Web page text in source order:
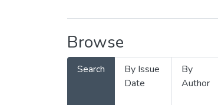
Browse
Search
By Issue
Date
By
Author